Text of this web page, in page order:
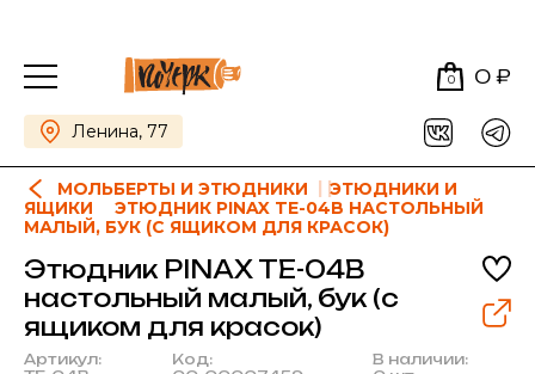
0 0 ₽
Ленина, 77
МОЛЬБЕРТЫ И ЭТЮДНИКИ
ЭТЮДНИКИ И
ЯЩИКИ
ЭТЮДНИК PINAX TE-04B НАСТОЛЬНЫЙ
МАЛЫЙ, БУК (С ЯЩИКОМ ДЛЯ КРАСОК)
Этюдник PINAX TE-04B
настольный малый, бук (с
ящиком для красок)
Артикул:
Код:
В наличии: